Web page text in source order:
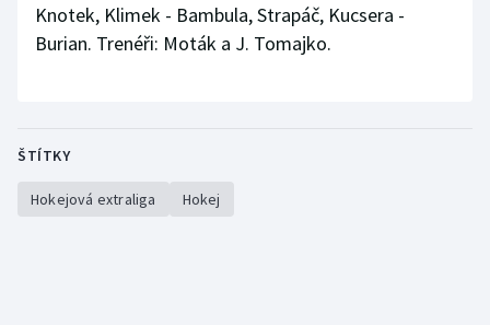
Knotek, Klimek - Bambula, Strapáč, Kucsera -
Burian. Trenéři: Moták a J. Tomajko.
ŠTÍTKY
Hokejová extraliga Hokej